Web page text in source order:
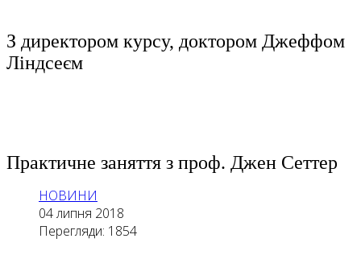
З директором курсу, доктором Джеффом
Ліндсеєм
Практичне заняття з проф. Джен Сеттер
НОВИНИ
04 липня 2018
Перегляди: 1854